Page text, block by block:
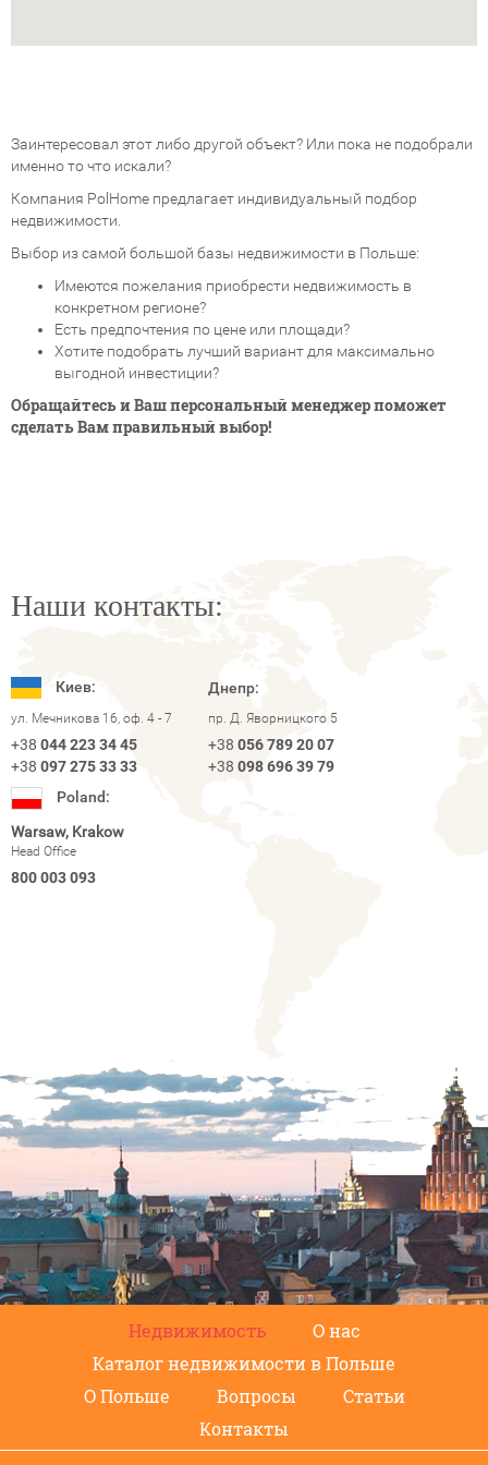
Заинтересовал этот либо другой объект? Или пока не подобрали
именно то что искали?
Компания PolHome предлагает индивидуальный подбор
недвижимости.
Выбор из самой большой базы недвижимости в Польше:
Имеются пожелания приобрести недвижимость в
конкретном регионе?
Есть предпочтения по цене или площади?
Хотите подобрать лучший вариант для максимально
выгодной инвестиции?
Обращайтесь и Ваш персональный менеджер поможет
сделать Вам правильный выбор!
Наши контакты:
Киев:
ул. Мечникова 16, оф. 4 - 7
+38 044 223 34 45
+38 097 275 33 33
Днепр:
пр. Д. Яворницкого 5
+38 056 789 20 07
+38 098 696 39 79
Poland:
Warsaw, Krakow
Head Office
800 003 093
Недвижимость
О нас
Каталог недвижимости в Польше
О Польше
Вопросы
Статьи
Контакты